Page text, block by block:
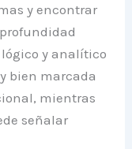
y encontrar
y analítico
bien marcada
mientras
señalar